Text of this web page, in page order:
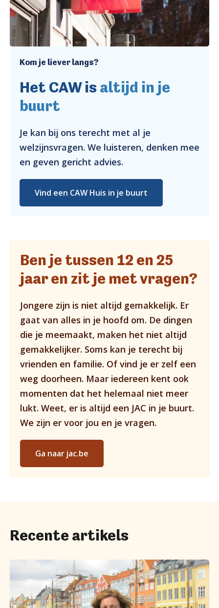
Het CAW isaltijd in je
buurt
Kom je liever langs?
Je kan bij ons terecht met al je
welzijnsvragen. We luisteren, denken mee
en geven gericht advies.
Vind een CAW Huis in je buurt
Ben je tussen 12 en 25
jaar en zit je met vragen?
Jongere zijn is niet altijd gemakkelijk. Er
gaat van alles in je hoofd om. De dingen
die je meemaakt, maken het niet altijd
gemakkelijker. Soms kan je terecht bij
vrienden en familie. Of vind je er zelf een
weg doorheen. Maar iedereen kent ook
momenten dat het helemaal niet meer
lukt. Weet, er is altijd een JAC in je buurt.
We zijn er voor jou en je vragen.
Ga naar jac.be
Recente artikels